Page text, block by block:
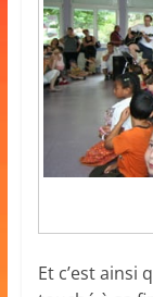
Et c’est ainsi